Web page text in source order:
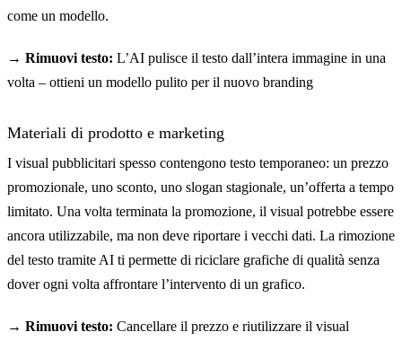
come un modello.
→ Rimuovi testo: L’AI pulisce il testo dall’intera immagine in una
volta – ottieni un modello pulito per il nuovo branding
Materiali di prodotto e marketing
I visual pubblicitari spesso contengono testo temporaneo: un prezzo
promozionale, uno sconto, uno slogan stagionale, un’offerta a tempo
limitato. Una volta terminata la promozione, il visual potrebbe essere
ancora utilizzabile, ma non deve riportare i vecchi dati. La rimozione
del testo tramite AI ti permette di riciclare grafiche di qualità senza
dover ogni volta affrontare l’intervento di un grafico.
→ Rimuovi testo: Cancellare il prezzo e riutilizzare il visual